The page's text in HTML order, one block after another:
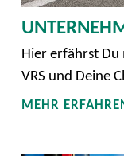
Hier erfährst
VRS und Deine
MEHR